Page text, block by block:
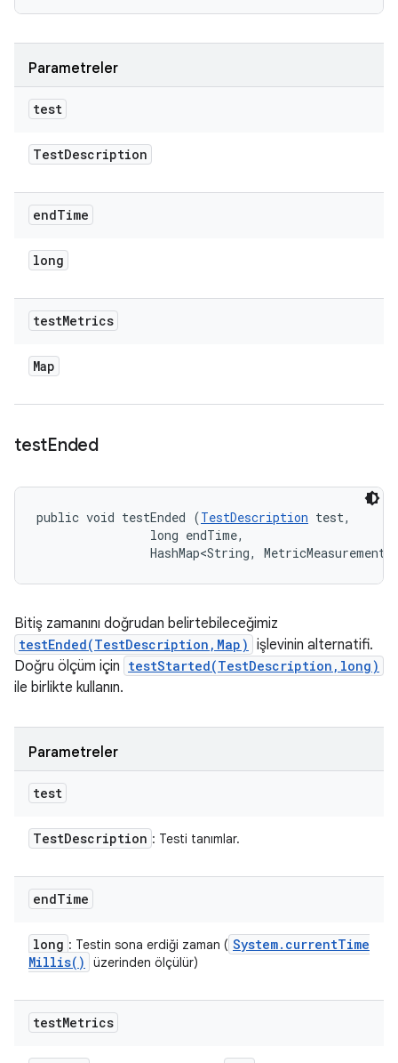
Parametreler
test
TestDescription
endTime
long
testMetrics
Map
testEnded
public void testEnded (TestDescription test,
                long endTime,
HashMap<String,
Bitiş zamanını doğrudan belirtebileceğimiz
testEnded(TestDescription,Map) işlevinin alternatifi.
Doğru ölçüm için testStarted(TestDescription,long)
ile birlikte kullanın.
Parametreler
test
TestDescription : Testi tanımlar.
endTime
long : Testin sona erdiği zaman ( System. currentTime
Millis( ) üzerinden ölçülür)
testMetrics